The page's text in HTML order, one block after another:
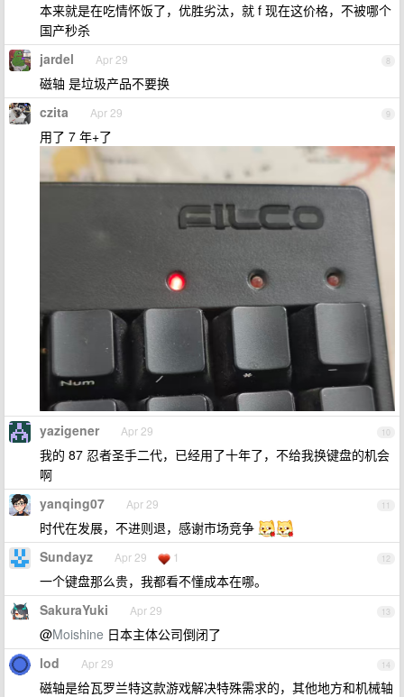
本来就是在吃情怀饭了，优胜劣汰，就 f 现在这价格，不被哪个
国产秒杀
8
jardel Apr 29
磁轴 是垃圾产品不要换
9
czita Apr 29
用了 7 年+了
10
yazigener Apr 29
我的 87 忍者圣手二代，已经用了十年了，不给我换键盘的机会
啊
11
yanqing07 Apr 29
时代在发展，不进则退，感谢市场竞争
12
Sundayz Apr 29 1
一个键盘那么贵，我都看不懂成本在哪。
13
SakuraYuki Apr 29
@Moishine 日本主体公司倒闭了
14
lod Apr 29
磁轴是给瓦罗兰特这款游戏解决特殊需求的，其他地方和机械轴